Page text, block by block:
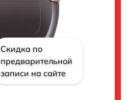
Скидка по
предварительной
записи на сайте